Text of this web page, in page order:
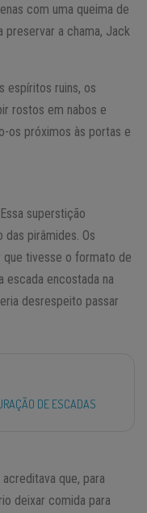
com uma queima de
preservar a chama, Jack
espíritos ruins, os
rostos em nabos e
os próximos às portas e
superstição
pirâmides. Os
que tivesse o formato de
escada encostada na
desrespeito passar
DE ESCADAS
que, para
deixar comida para